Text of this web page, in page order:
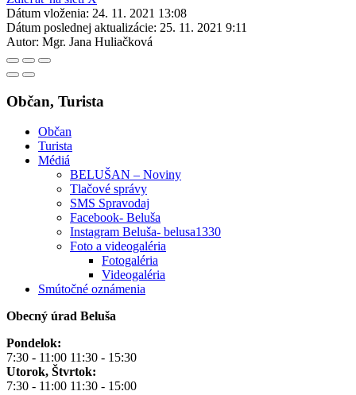
Dátum vloženia: 24. 11. 2021 13:08
Dátum poslednej aktualizácie: 25. 11. 2021 9:11
Autor: Mgr. Jana Huliačková
Občan, Turista
Občan
Turista
Médiá
BELUŠAN – Noviny
Tlačové správy
SMS Spravodaj
Facebook- Beluša
Instagram Beluša- belusa1330
Foto a videogaléria
Fotogaléria
Videogaléria
Smútočné oznámenia
Obecný úrad Beluša
Pondelok:
7:30 - 11:00 11:30 - 15:30
Utorok, Štvrtok:
7:30 - 11:00 11:30 - 15:00